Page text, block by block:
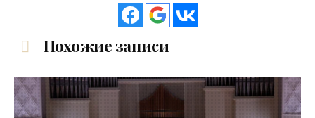
Похожие записи